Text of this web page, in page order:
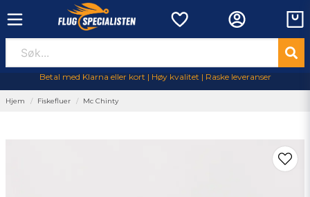
Betal med Klarna eller kort | Høy kvalitet | Raske leveranser
Hjem Fiskefluer Mc Chinty